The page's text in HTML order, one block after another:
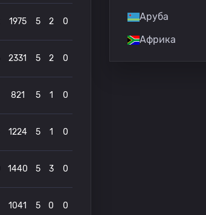
1975 5 2 0
2331 5 2 0
821 5 1 0
1224 5 1 0
1440 5 3 0
1041 5 0 0
Аруба
Африка